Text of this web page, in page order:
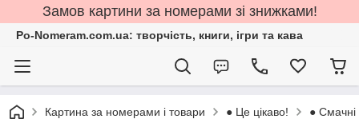
Замов картини за номерами зі знижками!
Po-Nomeram.com.ua: творчість, книги, ігри та кава
Картина за номерами і товари ● Це цікаво! ● Смачні